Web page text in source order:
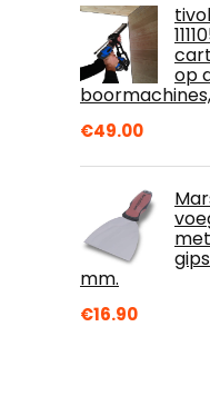
op
€49.00
mm.
€16.90